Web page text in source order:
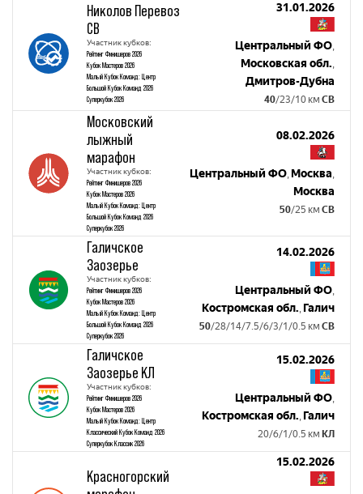
Николов Перевоз
СВ
Участник кубков:
Рейтинг Финишеров 2026
Кубок Мастеров 2026
Малый Кубок Команд: Центр
Большой Кубок Команд 2026
Суперкубок 2026
31.01.2026
Центральный ФО,
Московская обл.,
Дмитров-Дубна
40/23/10 км СВ
Московский
лыжный
марафон
Участник кубков:
Рейтинг Финишеров 2026
Кубок Мастеров 2026
Малый Кубок Команд: Центр
Большой Кубок Команд 2026
Суперкубок 2026
08.02.2026
Центральный ФО, Москва,
Москва
50/25 км СВ
Галичское
Заозерье
Участник кубков:
Рейтинг Финишеров 2026
Кубок Мастеров 2026
Малый Кубок Команд: Центр
Большой Кубок Команд 2026
Суперкубок 2026
14.02.2026
Центральный ФО,
Костромская обл., Галич
50/28/14/7.5/6/3/1/0.5 км СВ
Галичское
Заозерье КЛ
Участник кубков:
Рейтинг Финишеров 2026
Кубок Мастеров 2026
Малый Кубок Команд: Центр
Классический Кубок Команд 2026
Суперкубок Классик 2026
15.02.2026
Центральный ФО,
Костромская обл., Галич
20/6/1/0.5 км КЛ
Красногорский
15.02.2026